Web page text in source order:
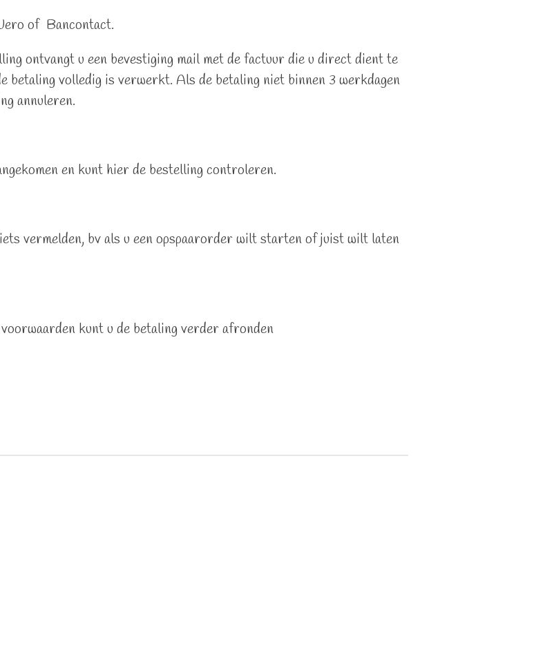
of Bancontact.
ontvangt u een bevestiging mail met de factuur die u direct dient te
betaling volledig is verwerkt. Als de betaling niet binnen 3 werkdagen
annuleren.
en kunt hier de bestelling controleren.
vermelden, bv als u een opspaarorder wilt starten of juist wilt laten
kunt u de betaling verder afronden